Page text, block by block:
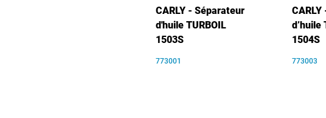
CARLY - Séparateur
d'huile TURBOIL
1503S
773001
d’huile
1504S
773003